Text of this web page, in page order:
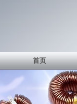
首页